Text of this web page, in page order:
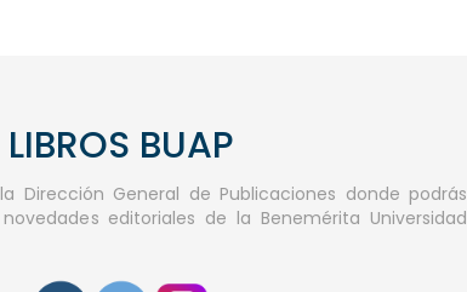
LIBROS BUAP
Dirección General de Publicaciones donde podrás
editoriales de la Benemérita Universidad